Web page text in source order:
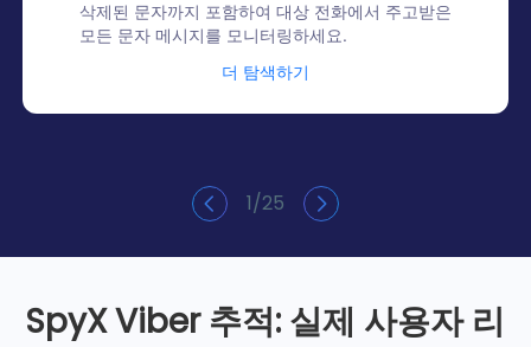
삭제된 문자까지 포함하여 대상 전화에서 주고받은
모든 문자 메시지를 모니터링하세요.
더 탐색하기
1/25
SpyX Viber 추적: 실제 사용자 리